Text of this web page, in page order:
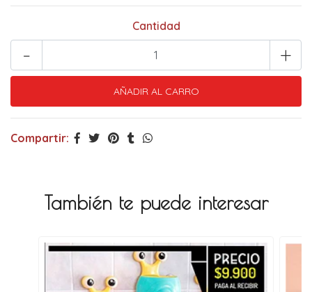
Cantidad
+
-
Compartir:
También te puede interesar